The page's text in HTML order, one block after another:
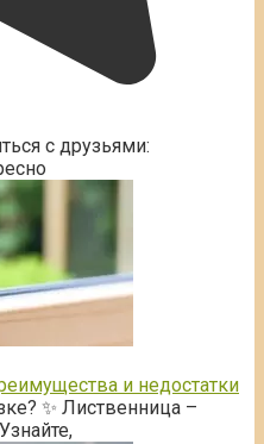
с друзьями:
и недостатки
✨ Лиственница –